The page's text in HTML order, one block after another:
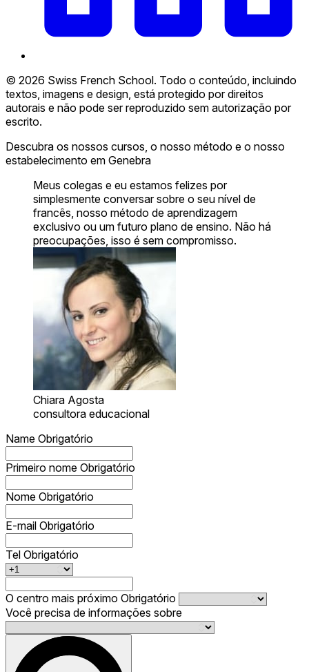
© 2026 Swiss French School. Todo o conteúdo, incluindo
textos, imagens e design, está protegido por direitos
autorais e não pode ser reproduzido sem autorização por
escrito.
Descubra os nossos cursos, o nosso método e o nosso
estabelecimento em Genebra
Meus colegas e eu estamos felizes por
simplesmente conversar sobre o seu nível de
francês, nosso método de aprendizagem
exclusivo ou um futuro plano de ensino. Não há
preocupações, isso é sem compromisso.
Chiara Agosta
consultora educacional
Name Obrigatório
Primeiro nome Obrigatório
Nome Obrigatório
E-mail Obrigatório
Tel Obrigatório
O centro mais próximo Obrigatório
Você precisa de informações sobre